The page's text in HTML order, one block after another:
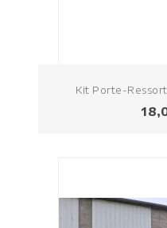
Kit Porte-